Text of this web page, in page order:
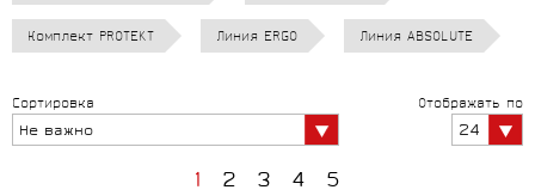
Комплект PROTEKT Линия ERGO Линия ABSOLUTE
Сортировка
Не важно
Отображать по
24
1 2 3 4 5